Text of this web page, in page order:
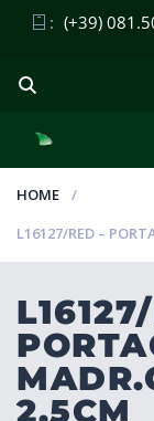
: (+39)
HOME
L16127/RED –
2,5CM